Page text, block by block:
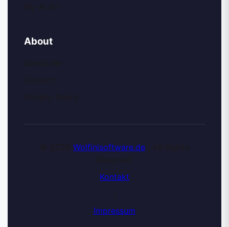
About
Wolfinisoftware.de
Kontakt
Impressum